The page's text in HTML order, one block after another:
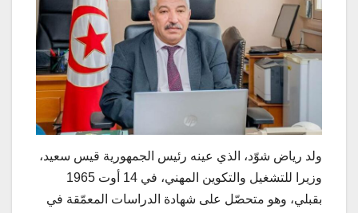
ولد رياض شوّد، الذي عينه رئيس الجمهورية قيس سعيد،
وزيرا للتشغيل والتكوين المهني، في 14 أوت 1965
بقبلي، وهو متحصّل على شهادة الدراسات المعمّقة في